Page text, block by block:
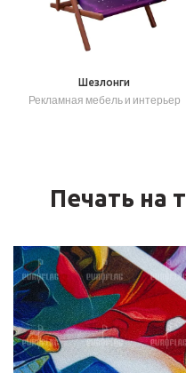
Шезлонги
Рекламная мебель и интерьер
Печать на